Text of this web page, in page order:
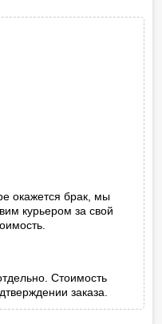
окажется брак, мы
курьером за свой
Стоимость
заказа.